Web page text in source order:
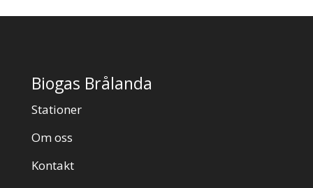
Biogas Brålanda
Stationer
Om oss
Kontakt